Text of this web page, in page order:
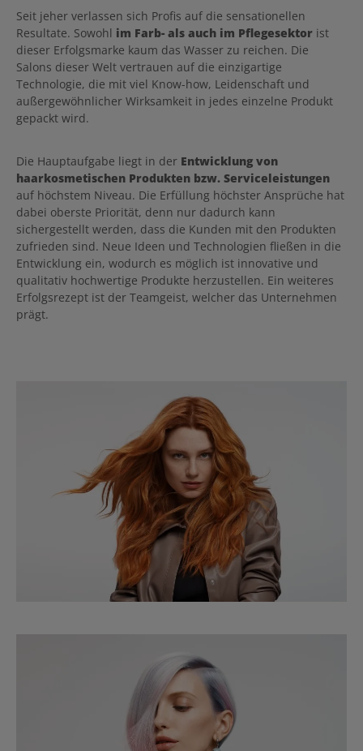
Seit jeher verlassen sich Profis auf die sensationellen
Resultate. Sowohl im Farb- als auch im Pflegesektor ist
dieser Erfolgsmarke kaum das Wasser zu reichen. Die
Salons dieser Welt vertrauen auf die einzigartige
Technologie, die mit viel Know-how, Leidenschaft und
außergewöhnlicher Wirksamkeit in jedes einzelne Produkt
gepackt wird.
Die Hauptaufgabe liegt in der Entwicklung von
haarkosmetischen Produkten bzw. Serviceleistungen
auf höchstem Niveau. Die Erfüllung höchster Ansprüche hat
dabei oberste Priorität, denn nur dadurch kann
sichergestellt werden, dass die Kunden mit den Produkten
zufrieden sind. Neue Ideen und Technologien fließen in die
Entwicklung ein, wodurch es möglich ist innovative und
qualitativ hochwertige Produkte herzustellen. Ein weiteres
Erfolgsrezept ist der Teamgeist, welcher das Unternehmen
prägt.